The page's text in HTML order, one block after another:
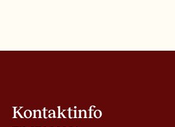
Kontaktinfo